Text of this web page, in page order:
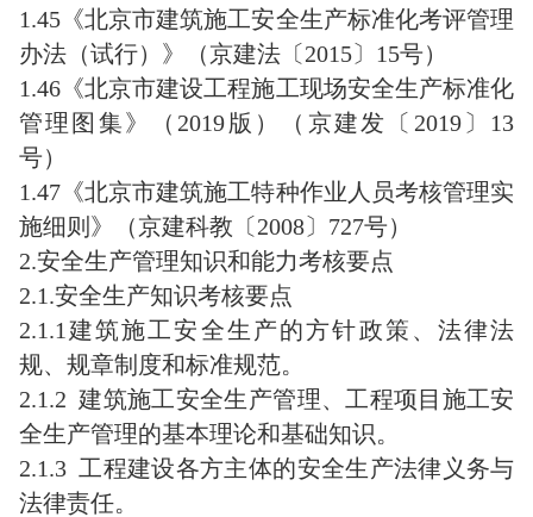
1.45《北京市建筑施工安全生产标准化考评管理
办法（试行）》（京建法〔2015〕15号）
1.46《北京市建设工程施工现场安全生产标准化
管理图集》（2019版）（京建发〔2019〕13
号）
1.47《北京市建筑施工特种作业人员考核管理实
施细则》（京建科教〔2008〕727号）
2.安全生产管理知识和能力考核要点
2.1.安全生产知识考核要点
2.1.1建筑施工安全生产的方针政策、法律法
规、规章制度和标准规范。
2.1.2 建筑施工安全生产管理、工程项目施工安
全生产管理的基本理论和基础知识。
2.1.3 工程建设各方主体的安全生产法律义务与
法律责任。